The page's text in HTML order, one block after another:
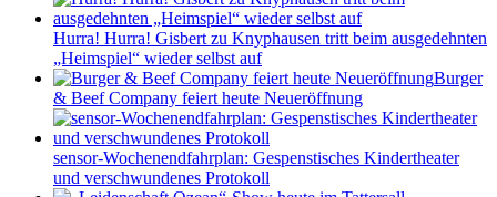
Hurra! Hurra! Gisbert zu Knyphausen tritt beim ausgedehnten
„Heimspiel“ wieder selbst auf
Burger
& Beef Company feiert heute Neueröffnung
sensor-Wochenendfahrplan: Gespenstisches Kindertheater
und verschwundenes Protokoll